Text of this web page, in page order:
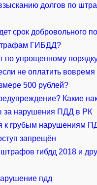
долгов по
срок добровольного
ГИБДД?
по упрощенному
не оплатить
500 рублей?
Какие
за нарушения ПДД в РК
к грубым нарушениям
запрещён
гибдд 2018 и
пдд